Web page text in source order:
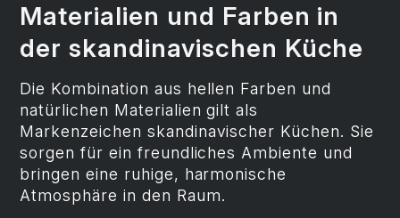
Materialien und Farben in
der skandinavischen Küche
Die Kombination aus hellen Farben und
natürlichen Materialien gilt als
Markenzeichen skandinavischer Küchen. Sie
sorgen für ein freundliches Ambiente und
bringen eine ruhige, harmonische
Atmosphäre in den Raum.